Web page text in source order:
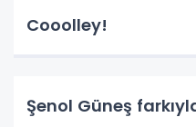
Cooolley!
Şenol Güneş